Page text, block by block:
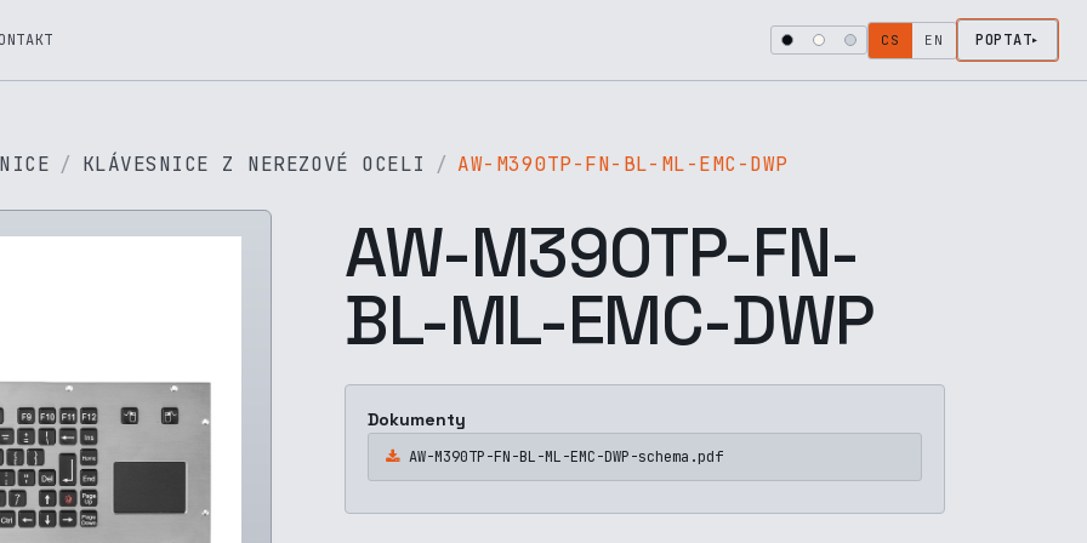
CS EN POPTAT
KLÁVESNICE Z NEREZOVÉ OCELI AW-M390TP-FN-BL-ML-EMC-DWP
AW-M390TP-FN-
BL-ML-EMC-DWP
Dokumenty
AW-M390TP-FN-BL-ML-EMC-DWP-schema.pdf